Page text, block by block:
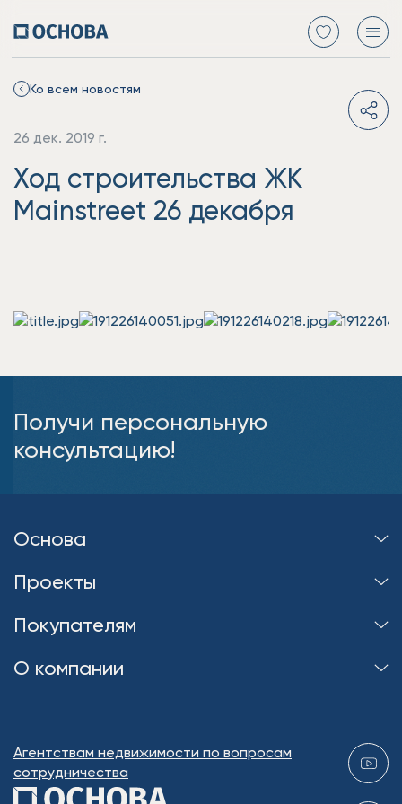
Ко всем новостям
26 дек. 2019 г.
Ход строительства ЖК
Mainstreet 26 декабря
Получи персональную
консультацию!
Основа
Проекты
Покупателям
О компании
Агентствам недвижимости по вопросам
сотрудничества